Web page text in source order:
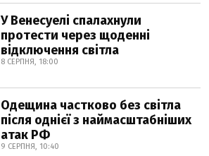
У Венесуелі спалахнули
протести через щоденні
відключення світла
8 СЕРПНЯ, 18:00
Одещина частково без світла
після однієї з наймасштабніших
атак РФ
9 СЕРПНЯ, 10:40